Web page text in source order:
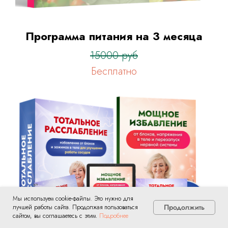
Программа питания на 3 месяца
15000 руб
Бесплатно
Мы используем cookie-файлы. Это нужно для
лучшей работы сайта. Продолжая пользоваться
сайтом, вы соглашаетесь с этим. Подробнее
Продолжить